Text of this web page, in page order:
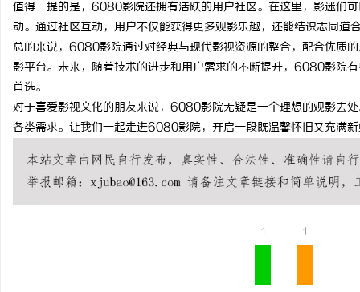
值得一提的是，6080影院还拥有活跃的用户社区。在这里，影迷们
动。通过社区互动，用户不仅能获得更多观影乐趣，还能结识志同道
总的来说，6080影院通过对经典与现代影视资源的整合，配合优质
影平台。未来，随着技术的进步和用户需求的不断提升，6080影院
首选。
对于喜爱影视文化的朋友来说，6080影院无疑是一个理想的观影去
各类需求。让我们一起走进6080影院，开启一段既温馨怀旧又充满
1 1